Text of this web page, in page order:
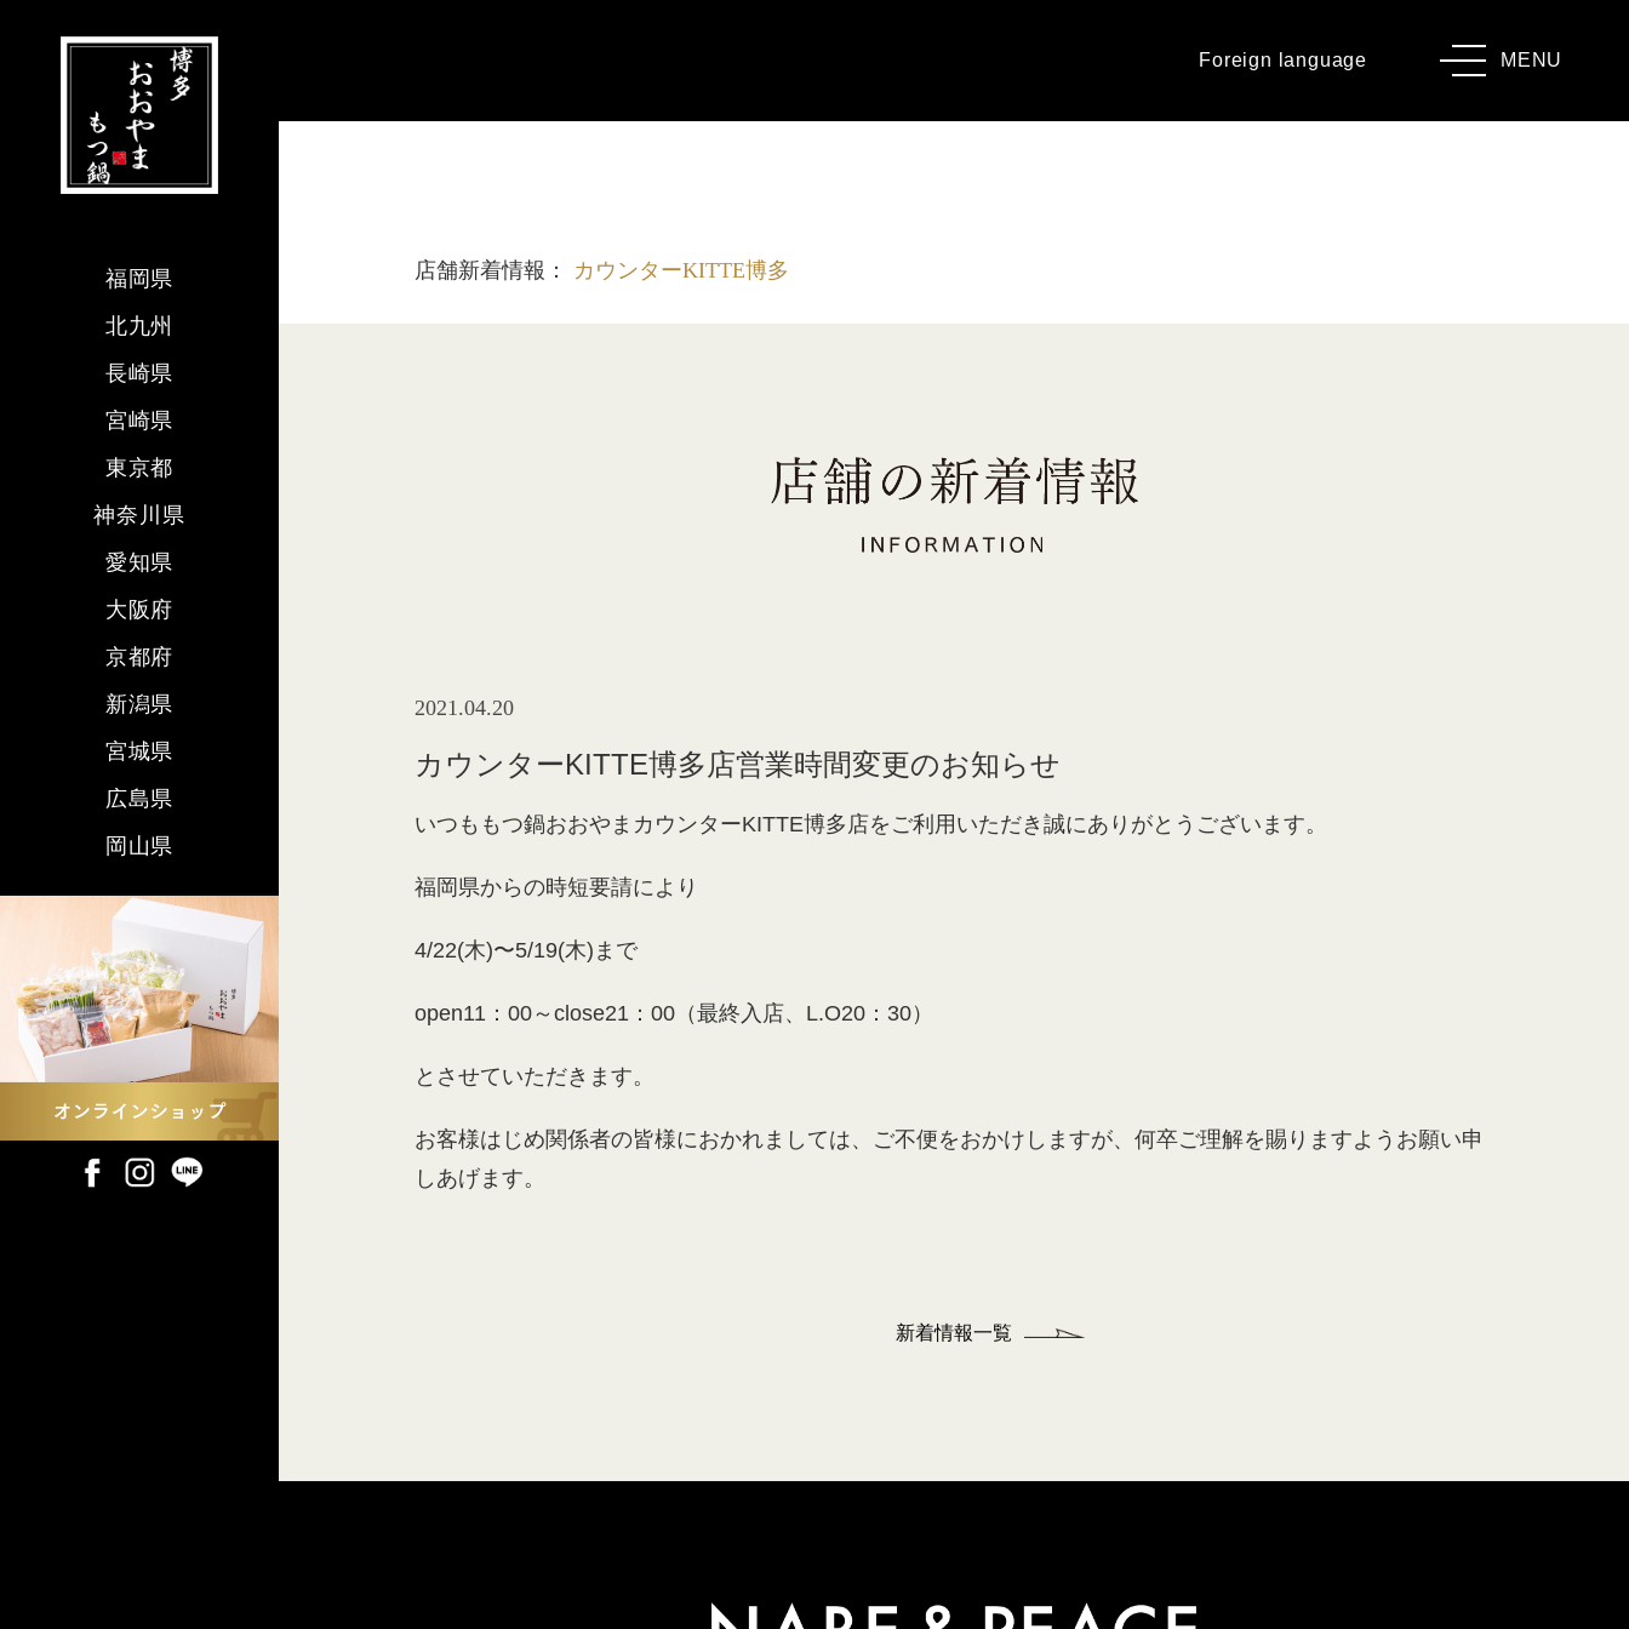
Foreign language MENU
店舗新着情報： カウンターKITTE博多
2021.04.20
カウンターKITTE博多店営業時間変更のお知らせ
いつももつ鍋おおやまカウンターKITTE博多店をご利用いただき誠にありがとうございます。
福岡県からの時短要請により
4/22(木)〜5/19(木)まで
open11：00～close21：00（最終入店、L.O20：30）
とさせていただきます。
お客様はじめ関係者の皆様におかれましては、ご不便をおかけしますが、何卒ご理解を賜りますようお願い申
しあげます。
新着情報一覧
福岡県
北九州
長崎県
宮崎県
東京都
神奈川県
愛知県
大阪府
京都府
新潟県
宮城県
広島県
岡山県